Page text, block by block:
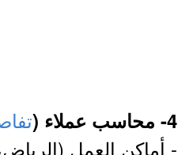
4- محاسب عملاء (
- أماكن العمل